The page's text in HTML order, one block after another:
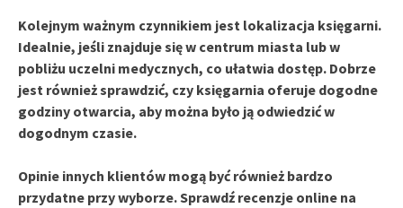
Kolejnym ważnym czynnikiem jest lokalizacja księgarni.
Idealnie, jeśli znajduje się w centrum miasta lub w
pobliżu uczelni medycznych, co ułatwia dostęp. Dobrze
jest również sprawdzić, czy księgarnia oferuje dogodne
godziny otwarcia, aby można było ją odwiedzić w
dogodnym czasie.
Opinie innych klientów mogą być również bardzo
przydatne przy wyborze. Sprawdź recenzje online na